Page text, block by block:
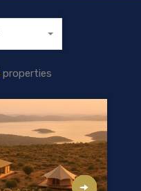
properties